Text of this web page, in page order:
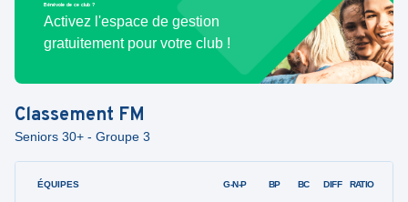
Bénévole de ce club ?
Activez l'espace de gestion
gratuitement pour votre club !
Classement FM
Seniors 30+ - Groupe 3
ÉQUIPES G-N-P BP BC DIFF RATIO